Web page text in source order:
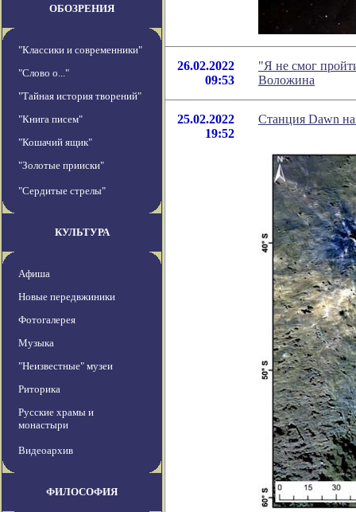
ОБОЗРЕНИЯ
"Классики и современники"
"Слово о..."
"Тайная история творений"
"Книга писем"
"Кошачий ящик"
"Золотые прииски"
"Сердитые стрелы"
КУЛЬТУРА
Афиша
Новые передвжиники
Фотогалерея
Музыка
"Неизвестные" музеи
Риторика
Русские храмы и
монастыри
Видеоархив
ФИЛОСОФИЯ
26.02.2022
09:53
"Я не смог
Воложина
25.02.2022
19:52
Станция Dawn